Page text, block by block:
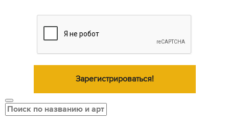
Зарегистрироваться!